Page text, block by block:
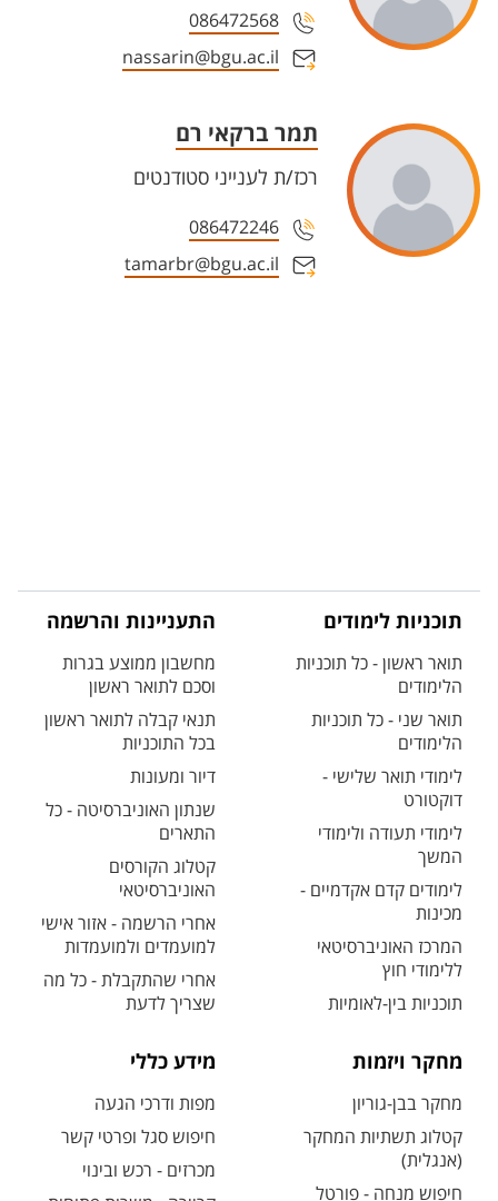
086472568
nassarin@bgu.ac.il
תמר ברקאי רם
רכז/ת לענייני סטודנטים
086472246
tamarbr@bgu.ac.il
תוכניות לימודים
תואר ראשון - כל תוכניות
הלימודים
תואר שני - כל תוכניות
הלימודים
לימודי תואר שלישי -
דוקטורט
לימודי תעודה ולימודי
המשך
לימודים קדם אקדמיים -
מכינות
המרכז האוניברסיטאי
ללימודי חוץ
תוכניות בין-לאומיות
התעניינות והרשמה
מחשבון ממוצע בגרות
וסכם לתואר ראשון
תנאי קבלה לתואר ראשון
בכל התוכניות
דיור ומעונות
שנתון האוניברסיטה - כל
התארים
קטלוג הקורסים
האוניברסיטאי
אחרי הרשמה - אזור אישי
למועמדים ולמועמדות
אחרי שהתקבלת - כל מה
שצריך לדעת
מחקר ויזמות
מחקר בבן-גוריון
קטלוג תשתיות המחקר
(אנגלית)
חיפוש מנחה - פורטל
מידע כללי
מפות ודרכי הגעה
חיפוש סגל ופרטי קשר
מכרזים - רכש ובינוי